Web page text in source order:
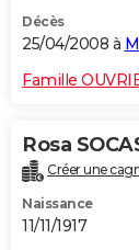
Décès
25/04/2008 à
Famille
Rosa
Créer une
Naissance
11/11/1917